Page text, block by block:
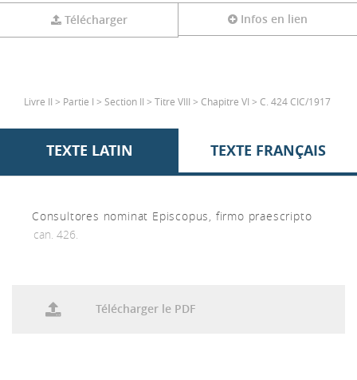
Télécharger Infos en lien
Livre II > Partie I > Section II > Titre VIII > Chapitre VI > C. 424 CIC/1917
TEXTE LATIN TEXTE FRANÇAIS
Consultores nominat Episcopus, firmo praescripto
can. 426.
Télécharger le PDF